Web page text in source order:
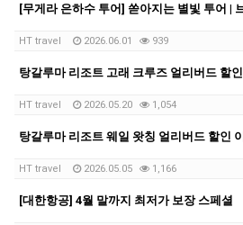
HT travel 2026.06.01 939
탕갈루마 리조트 고래 크루즈 얼리버드 할
HT travel 2026.05.20 1,054
탕갈루마 리조트 웨일 왓칭 얼리버드 할인
HT travel 2026.05.05 1,166
[대한항공] 4월 말까지 최저가 보장 스페셜